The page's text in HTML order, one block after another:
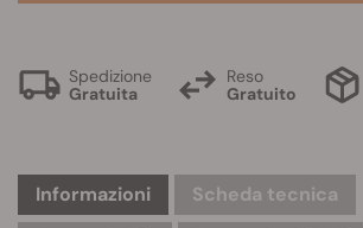
Spedizione
Gratuita
Reso
Gratuito
Informazioni
Scheda tecnica